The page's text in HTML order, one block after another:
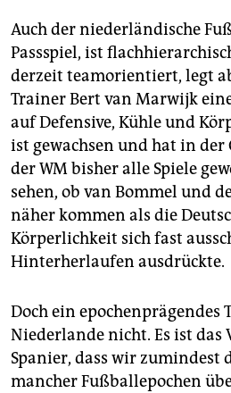
Auch der niederländische
Passspiel, ist
derzeit teamorientiert, legt
Trainer Bert van Marwijk
auf Defensive, Kühle und
ist gewachsen und hat in
der WM bisher alle Spiele
sehen, ob van Bommel und
näher kommen als die
Körperlichkeit sich fast
Hinterherlaufen ausdrückte.
Doch ein epochenprägendes
Niederlande nicht. Es ist das
Spanier, dass wir zumindest
mancher Fußballepochen